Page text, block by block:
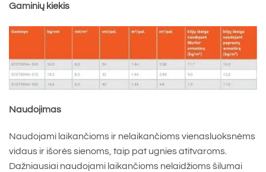
Gaminių kiekis
Naudojimas
Naudojami laikančioms ir nelaikančioms vienasluoksnėms
vidaus ir išorės sienoms, taip pat ugnies atitvaroms.
Dažniausiai naudojami laikančioms nelaidžioms šilumai